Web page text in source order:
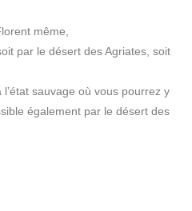
même,
par le désert des Agriates, soit
l’état sauvage où vous pourrez y
également par le désert des